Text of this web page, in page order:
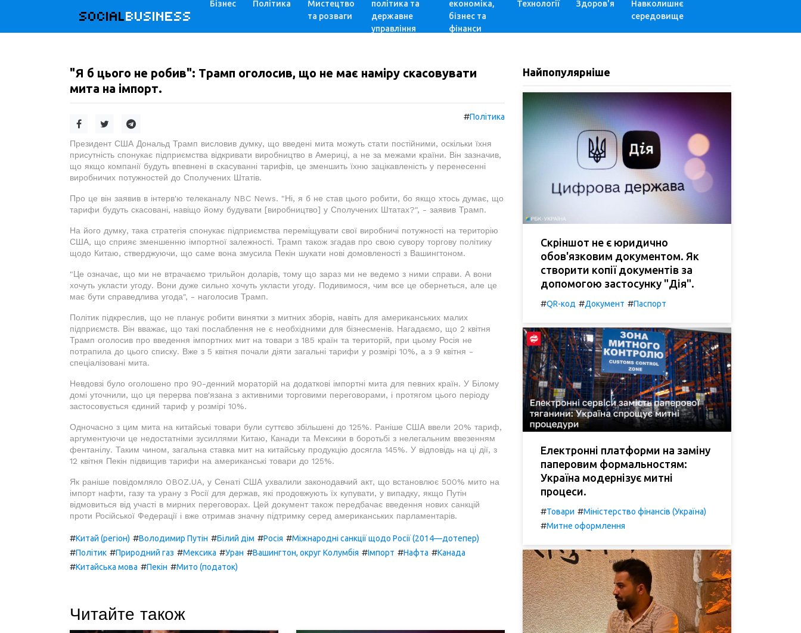
SOCIALBUSINESS
Бізнес Політика
Мистецтво
та розваги
політика та
державне
управління
економіка,
бізнес та
фінанси
Технології Здоров'я
Навколишнє
середовище
"Я б цього не робив": Трамп оголосив, що не має наміру скасовувати
мита на імпорт.
#Політика
Президент США Дональд Трамп висловив думку, що введені мита можуть стати постійними, оскільки їхня
присутність спонукає підприємства відкривати виробництво в Америці, а не за межами країни. Він зазначив,
що якщо компанії будуть впевнені в скасуванні тарифів, це зменшить їхню зацікавленість у перенесенні
виробничих потужностей до Сполучених Штатів.
Про це він заявив в інтерв'ю телеканалу NBC News. "Ні, я б не став цього робити, бо якщо хтось думає, що
тарифи будуть скасовані, навіщо йому будувати [виробництво] у Сполучених Штатах?", - заявив Трамп.
На його думку, така стратегія спонукає підприємства переміщувати свої виробничі потужності на територію
США, що сприяє зменшенню імпортної залежності. Трамп також згадав про свою сувору торгову політику
щодо Китаю, стверджуючи, що саме вона змусила Пекін шукати нові домовленості з Вашингтоном.
"Це означає, що ми не втрачаємо трильйон доларів, тому що зараз ми не ведемо з ними справи. А вони
хочуть укласти угоду. Вони дуже сильно хочуть укласти угоду. Подивимося, чим все це обернеться, але це
має бути справедлива угода", - наголосив Трамп.
Політик підкреслив, що не планує робити винятки з митних зборів, навіть для американських малих
підприємств. Він вважає, що такі послаблення не є необхідними для бізнесменів. Нагадаємо, що 2 квітня
Трамп оголосив про введення імпортних мит на товари з 185 країн та територій, при цьому Росія не
потрапила до цього списку. Вже з 5 квітня почали діяти загальні тарифи у розмірі 10%, а з 9 квітня -
спеціалізовані мита.
Невдовзі було оголошено про 90-денний мораторій на додаткові імпортні мита для певних країн. У Білому
домі уточнили, що ця перерва пов'язана з активними торговими переговорами, і протягом цього періоду
застосовується єдиний тариф у розмірі 10%.
Одночасно з цим мита на китайські товари були суттєво збільшені до 125%. Раніше США ввели 20% тариф,
аргументуючи це недостатніми зусиллями Китаю, Канади та Мексики в боротьбі з нелегальним ввезенням
фентанілу. Таким чином, загальна ставка мит на китайську продукцію досягла 145%. У відповідь на ці дії, з
12 квітня Пекін підвищив тарифи на американські товари до 125%.
Як раніше повідомляло OBOZ.UA, у Сенаті США ухвалили законодавчий акт, що встановлює 500% мито на
імпорт нафти, газу та урану з Росії для держав, які продовжують їх купувати, у випадку, якщо Путін
відмовиться від участі в мирних переговорах. Цей документ також передбачає введення нових санкцій
проти Російської Федерації і вже отримав значну підтримку серед американських парламентарів.
#Китай (регіон) #Володимир Путін #Білий дім #Росія #Міжнародні санкції щодо Росії (2014—дотепер)
#Політик #Природний газ #Мексика #Уран #Вашингтон, округ Колумбія #Імпорт #Нафта #Канада
#Китайська мова #Пекін #Мито (податок)
Читайте також
Найпопулярніше
Скріншот не є юридично
обов'язковим документом. Як
створити копії документів за
допомогою застосунку "Дія".
#QR-код #Документ #Паспорт
Електронні платформи на заміну
паперовим формальностям:
Україна модернізує митні
процеси.
#Товари #Міністерство фінансів (Україна)
#Митне оформлення